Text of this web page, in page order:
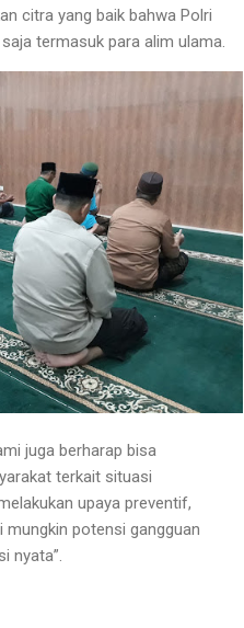
citra yang baik bahwa Polri
termasuk para alim ulama.
juga berharap bisa
terkait situasi
upaya preventif,
potensi gangguan
nyata”.